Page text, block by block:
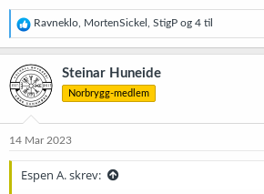
R
e
a
k
s
j
o
e
Ravneklo MortenSickel StigP og 4 til
Steinar Huneide
Norbrygg-medlem
14 Mar 2023
Espen A. skrev: